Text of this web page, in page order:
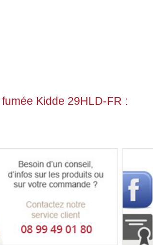
Kidde 29HLD-FR :